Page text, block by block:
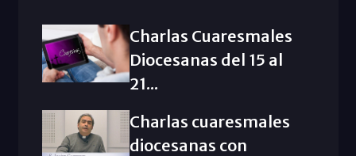
Charlas Cuaresmales
Diocesanas del 15 al
21...
Charlas cuaresmales
diocesanas con